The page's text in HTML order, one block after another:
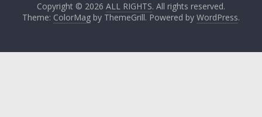
Copyright © 2026 ALL RIGHTS. All rights reserved.
Theme: ColorMagby ThemeGrill. Powered by WordPress.